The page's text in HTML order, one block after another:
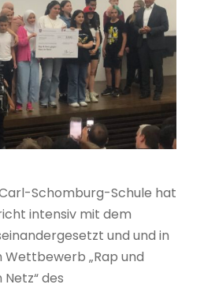
Schomburg-Schule hat
intensiv mit dem
und und in
Wettbewerb „Rap und
des